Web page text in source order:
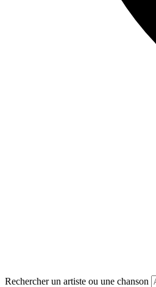
Rechercher un artiste ou une chanson